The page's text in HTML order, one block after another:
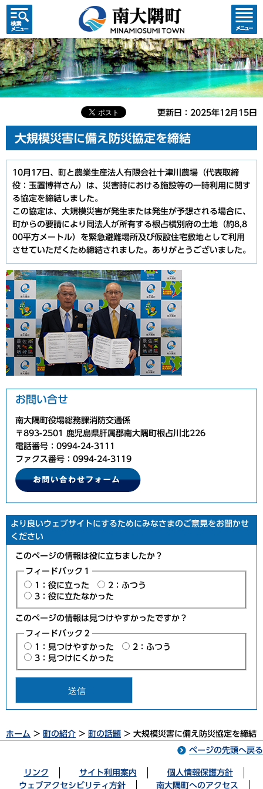
検索・
共通メ
ニュー
コンテ
ンツメ
ニュー
更新日：2025年12月15日
大規模災害に備え防災協定を締結
10月17日、町と農業生産法人有限会社十津川農場（代表取締
役：玉置博祥さん）は、災害時における施設等の一時利用に関す
る協定を締結しました。
この協定は、大規模災害が発生または発生が予想される場合に、
町からの要請により同法人が所有する根占横別府の土地（約8,8
00平方メートル）を緊急避難場所及び仮設住宅敷地として利用
させていただくため締結されました。ありがとうございました。
お問い合せ
南大隅町役場総務課消防交通係
〒893-2501 鹿児島県肝属郡南大隅町根占川北226
電話番号：0994-24-3111
ファクス番号：0994-24-3119
より良いウェブサイトにするためにみなさまのご意見をお聞かせ
ください
このページの情報は役に立ちましたか？
フィードバック１
1：役に立った
2：ふつう
3：役に立たなかった
このページの情報は見つけやすかったですか？
フィードバック２
1：見つけやすかった
2：ふつう
3：見つけにくかった
ホーム > 町の紹介 > 町の話題 > 大規模災害に備え防災協定を締結
ページの先頭へ戻る
リンク サイト利用案内
個人情報保護方針
ウェブアクセシビリティ方針
南大隅町へのアクセス